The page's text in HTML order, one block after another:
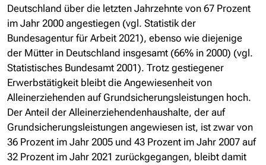
Deutschland über die letzten Jahrzehnte von 67 Prozent
im Jahr 2000 angestiegen (vgl. Statistik der
Bundesagentur für Arbeit 2021), ebenso wie diejenige
der Mütter in Deutschland insgesamt (66% in 2000) (vgl.
Statistisches Bundesamt 2001). Trotz gestiegener
Erwerbstätigkeit bleibt die Angewiesenheit von
Alleinerziehenden auf Grundsicherungsleistungen hoch.
Der Anteil der Alleinerziehendenhaushalte, der auf
Grundsicherungsleistungen angewiesen ist, ist zwar von
36 Prozent im Jahr 2005 und 43 Prozent im Jahr 2007 auf
32 Prozent im Jahr 2021 zurückgegangen, bleibt damit